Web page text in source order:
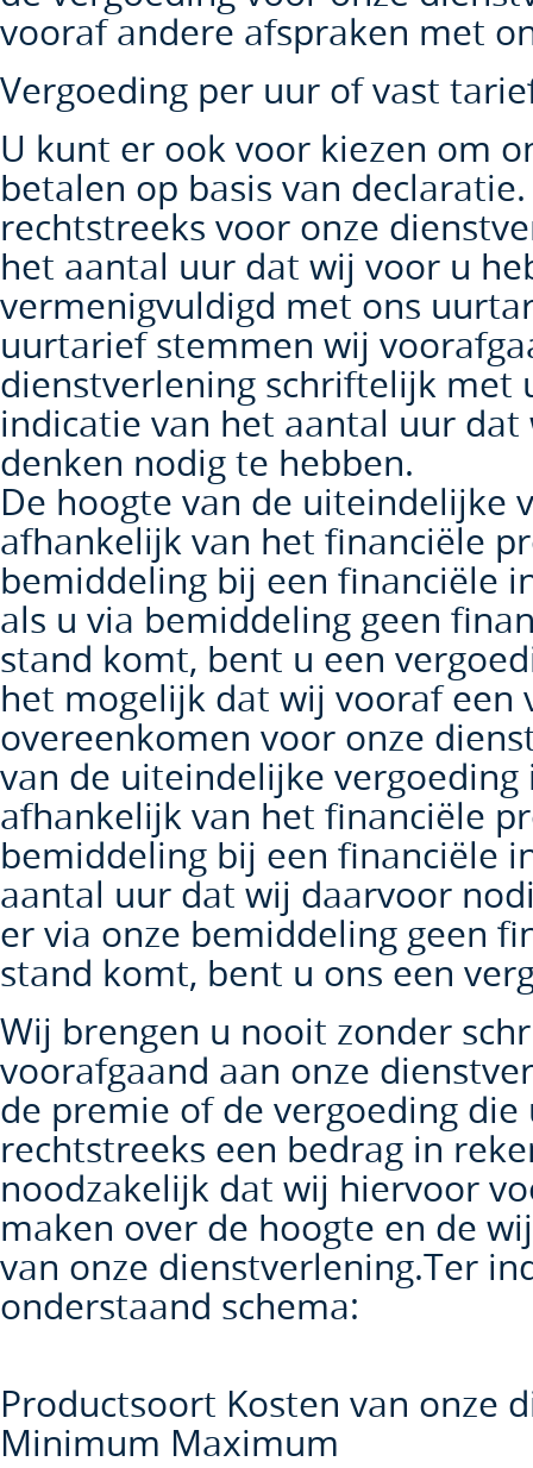
vooraf andere afspraken met
Vergoeding per uur of vast
U kunt er ook voor kiezen om
betalen op basis van
rechtstreeks voor onze
het aantal uur dat wij voor u
vermenigvuldigd met ons
uurtarief stemmen wij
dienstverlening schriftelijk met
indicatie van het aantal uur
denken nodig te hebben.
De hoogte van de uiteindelijke
afhankelijk van het financiële
bemiddeling bij een financiële
als u via bemiddeling geen
stand komt, bent u een
het mogelijk dat wij vooraf een
overeenkomen voor onze
van de uiteindelijke
afhankelijk van het financiële
bemiddeling bij een financiële
aantal uur dat wij daarvoor
er via onze bemiddeling geen
stand komt, bent u ons een
Wij brengen u nooit zonder
voorafgaand aan onze
de premie of de vergoeding
rechtstreeks een bedrag in
noodzakelijk dat wij hiervoor
maken over de hoogte en de
van onze dienstverlening.Ter
onderstaand schema:
Productsoort Kosten van onze
Minimum Maximum